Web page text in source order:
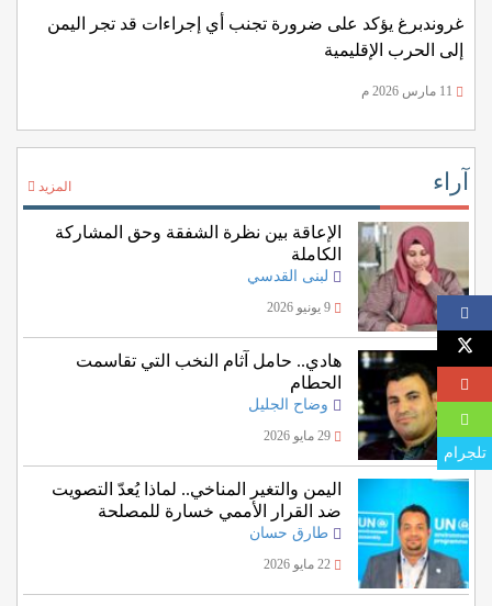
غروندبرغ يؤكد على ضرورة تجنب أي إجراءات قد تجر اليمن
إلى الحرب الإقليمية
آراء المزيد
الإعاقة بين نظرة الشفقة وحق المشاركة
الكاملة
لبنى القدسي
9 يونيو 2026
هادي.. حامل آثام النخب التي تقاسمت
الحطام
وضاح الجليل
29 مايو 2026
اليمن والتغير المناخي.. لماذا يُعدّ التصويت
ضد القرار الأممي خسارة للمصلحة
اليمنية؟
طارق حسان
تلجرام